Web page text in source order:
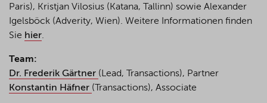
Paris), Kristjan Vilosius (Katana, Tallinn) sowie Alexander
Igelsböck (Adverity, Wien). Weitere Informationen finden
Sie hier.
Team:
Dr. Frederik Gärtner (Lead, Transactions), Partner
Konstantin Häfner (Transactions), Associate